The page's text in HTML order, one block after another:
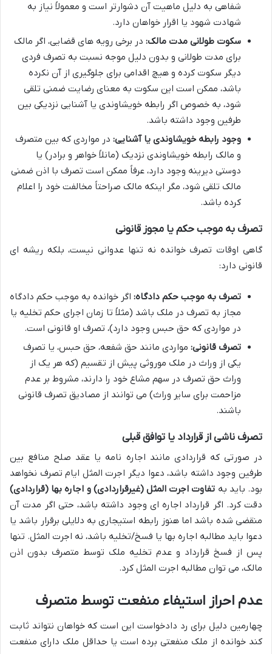
شفاهی به دلیل ماهیت آن دشوارتر است و معمولاً نیاز به
شهادت شهود یا اقرار خواهان دارد.
سکوت طولانی مدت مالک: در برخی رویه های قضایی، اگر مالک
برای مدت طولانی و بدون دلیل موجه نسبت به تصرف فردی
دیگر سکوت کرده و هیچ اقدامی برای جلوگیری از آن نکرده
باشد، ممکن است این سکوت به معنای رضایت ضمنی تلقی
شود، به خصوص اگر رابطه خویشاوندی یا آشنایی نزدیکی بین
طرفین وجود داشته باشد.
وجود رابطه خویشاوندی یا آشنایی: در مواردی که بین متصرف
و مالک رابطه خویشاوندی نزدیک (مانلاً خواهر و برادر) یا
دوستی دیرینه وجود دارد، عرفاً ممکن است تصرف با اذن ضمنی
مالک تلقی شود، مگر اینکه مالک صراحتاً مخالفت خود را اعلام
کرده باشد.
تصرف به موجب حکم یا مجوز قانونی
گاهی اوقات تصرف خوانده نه تنها عدوانی نیست، بلکه ریشه ای
قانونی دارد:
تصرف به موجب حکم دادگاه: اگر خوانده به موجب حکم دادگاه
مجاز به تصرف در ملک باشد (مثلاً تا زمان اجرای حکم تخلیه یا
در مواردی که حق حبس وجود دارد)، تصرف او قانونی است.
تصرف قانونی: مواردی مانند حق شفعه، حق حبس، یا تصرف
یکی از وراث در ملک موروثی پیش از تقسیم (که هر یک از
وراث حق تصرف در سهم مشاع خود را دارند، مشروط بر عدم
مزاحمت برای سایر وراث) می توانند از مصادیق تصرف قانونی
باشند.
تصرف ناشی از قرارداد یا توافق قبلی
در صورتی که قراردادی مانند اجاره نامه یا عقد صلح منافع بین
طرفین وجود داشته باشد، دعوا دیگر اجرت المثل ایام تصرف نخواهد
بود. باید به تفاوت اجرت المثل (غیرقراردادی) و اجاره بها (قراردادی)
دقت کرد. اگر قرارداد اجاره ای وجود داشته باشد، حتی اگر مدت آن
منقضی شده باشد اما هنوز رابطه استیجاری به دلایلی برقرار باشد یا
دعوا باید مطالبه اجاره بها یا فسخ/تخلیه باشد، نه اجرت المثل. تنها
پس از فسخ قرارداد و عدم تخلیه ملک توسط متصرف بدون اذن
مالک، می توان مطالبه اجرت المثل کرد.
عدم احراز استیفاء منفعت توسط متصرف
چهارمین دلیل برای رد دادخواست این است که خواهان نتواند ثابت
کند خوانده از ملک منفعتی برده است یا حداقل ملک دارای منفعت